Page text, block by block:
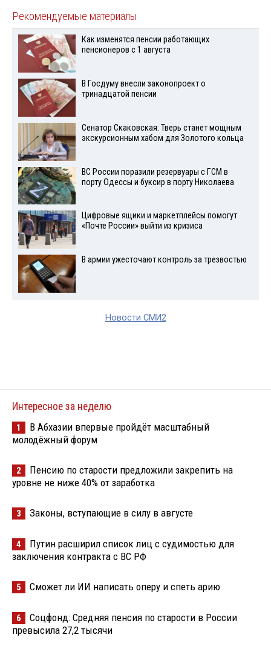
Рекомендуемые материалы
Как изменятся пенсии работающих
пенсионеров с 1 августа
В Госдуму внесли законопроект о
тринадцатой пенсии
Сенатор Скаковская: Тверь станет мощным
экскурсионным хабом для Золотого кольца
ВС России поразили резервуары с ГСМ в
порту Одессы и буксир в порту Николаева
Цифровые ящики и маркетплейсы помогут
«Почте России» выйти из кризиса
В армии ужесточают контроль за трезвостью
Новости СМИ2
Интересное за неделю
1
В Абхазии впервые пройдёт масштабный
молодёжный форум
2
Пенсию по старости предложили закрепить на
уровне не ниже 40% от заработка
3 Законы, вступающие в силу в августе
4
Путин расширил список лиц с судимостью для
заключения контракта с ВС РФ
5 Сможет ли ИИ написать оперу и спеть арию
6
Соцфонд: Средняя пенсия по старости в России
превысила 27,2 тысячи